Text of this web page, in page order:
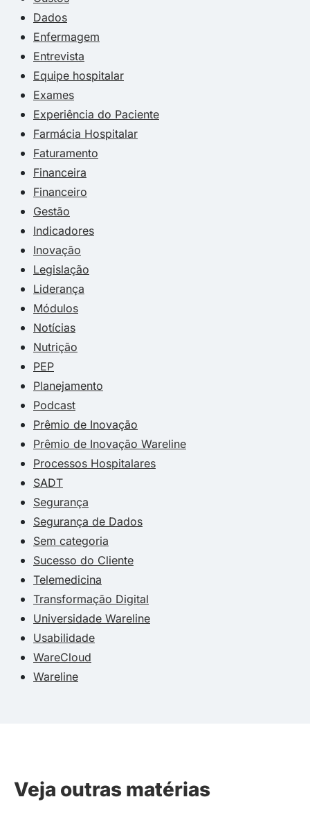
Dados
Enfermagem
Entrevista
Equipe hospitalar
Exames
Experiência do Paciente
Farmácia Hospitalar
Faturamento
Financeira
Financeiro
Gestão
Indicadores
Inovação
Legislação
Liderança
Módulos
Notícias
Nutrição
PEP
Planejamento
Podcast
Prêmio de Inovação
Prêmio de Inovação Wareline
Processos Hospitalares
SADT
Segurança
Segurança de Dados
Sem categoria
Sucesso do Cliente
Telemedicina
Transformação Digital
Universidade Wareline
Usabilidade
WareCloud
Wareline
Veja outras matérias